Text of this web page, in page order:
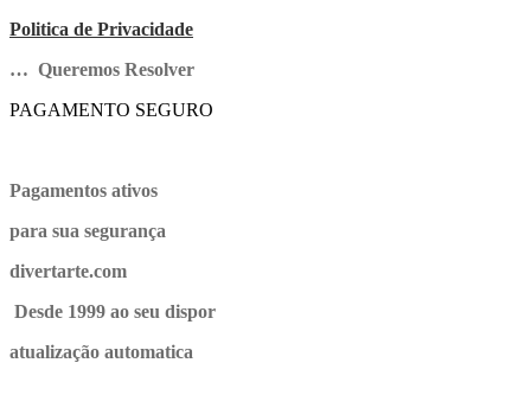
Politica de Privacidade
… Queremos Resolver
PAGAMENTO SEGURO
Pagamentos ativos
para sua segurança
divertarte.com
Desde 1999 ao seu dispor
atualização automatica